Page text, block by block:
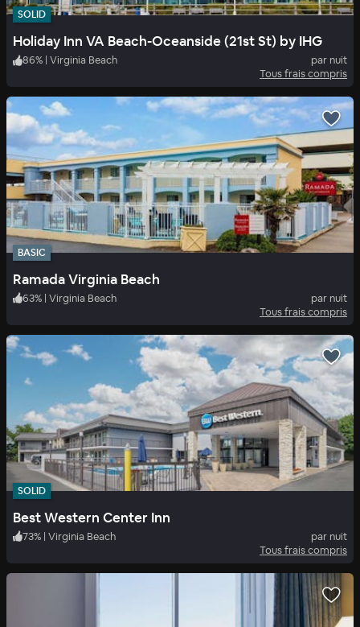
SOLID
Holiday Inn VA Beach-Oceanside (21st St) by IHG
86% | Virginia Beach
par nuit
Tous frais compris
BASIC
Ramada Virginia Beach
63% | Virginia Beach
par nuit
Tous frais compris
SOLID
Best Western Center Inn
73% | Virginia Beach
par nuit
Tous frais compris